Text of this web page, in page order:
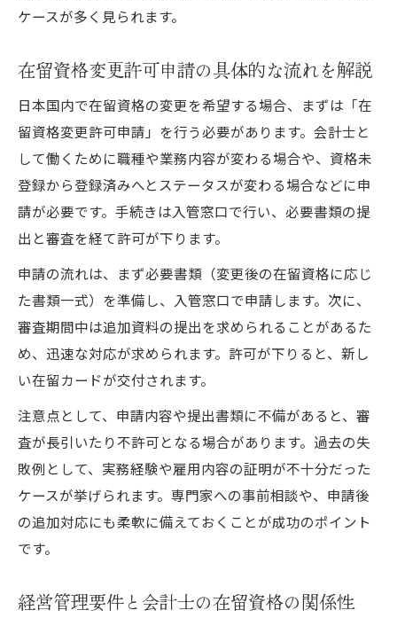
ケースが多く見られます。
在留資格変更許可申請の具体的な流れを解説
日本国内で在留資格の変更を希望する場合、まずは「在
留資格変更許可申請」を行う必要があります。会計士と
して働くために職種や業務内容が変わる場合や、資格未
登録から登録済みへとステータスが変わる場合などに申
請が必要です。手続きは入管窓口で行い、必要書類の提
出と審査を経て許可が下ります。
申請の流れは、まず必要書類（変更後の在留資格に応じ
た書類一式）を準備し、入管窓口で申請します。次に、
審査期間中は追加資料の提出を求められることがあるた
め、迅速な対応が求められます。許可が下りると、新し
い在留カードが交付されます。
注意点として、申請内容や提出書類に不備があると、審
査が長引いたり不許可となる場合があります。過去の失
敗例として、実務経験や雇用内容の証明が不十分だった
ケースが挙げられます。専門家への事前相談や、申請後
の追加対応にも柔軟に備えておくことが成功のポイント
です。
経営管理要件と会計士の在留資格の関係性